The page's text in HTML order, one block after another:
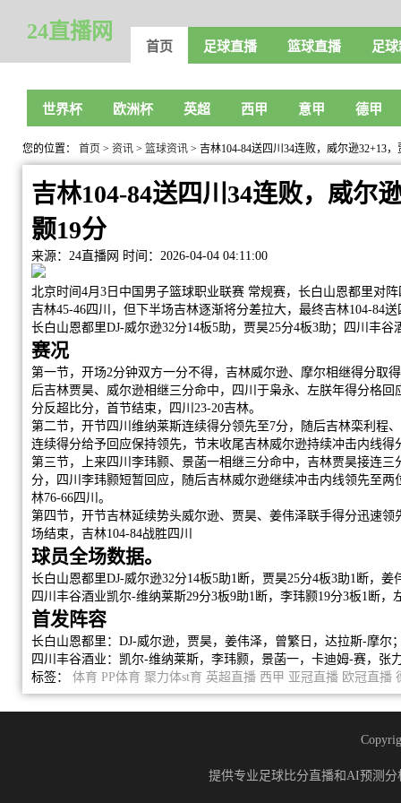
24直播网
首页 足球直播 篮球直播 足
世界杯 欧洲杯 英超 西甲 意甲 德甲
您的位置： 首页 > 资讯 > 篮球资讯 > 吉林104-84送四川34连败，威尔逊32+13
吉林104-84送四川34连败，威尔
颢19分
来源：24直播网 时间：2026-04-04 04:11:00
北京时间4月3日中国男子篮球职业联赛 常规赛，长白山恩都里对
吉林45-46四川，但下半场吉林逐渐将分差拉大，最终吉林104-84送
长白山恩都里DJ-威尔逊32分14板5助，贾昊25分4板3助；四川丰
赛况
第一节，开场2分钟双方一分不得，吉林威尔逊、摩尔相继得分取
后吉林贾昊、威尔逊相继三分命中，四川于枭永、左朕年得分格
分反超比分，首节结束，四川23-20吉林。
第二节，开节四川维纳莱斯连续得分领先至7分，随后吉林栾利程
连续得分给予回应保持领先，节末收尾吉林威尔逊持续冲击内线得
第三节，上来四川李玮颢、景菡一相继三分命中，吉林贾昊接连
分，四川李玮颢短暂回应，随后吉林威尔逊继续冲击内线领先至
林76-66四川。
第四节，开节吉林延续势头威尔逊、贾昊、姜伟泽联手得分迅速
场结束，吉林104-84战胜四川
球员全场数据。
长白山恩都里DJ-威尔逊32分14板5助1断，贾昊25分4板3助1断，姜
四川丰谷酒业凯尔-维纳莱斯29分3板9助1断，李玮颢19分3板1断，
首发阵容
长白山恩都里：DJ-威尔逊，贾昊，姜伟泽，曾繁日，达拉斯-摩尔
四川丰谷酒业：凯尔-维纳莱斯，李玮颢，景菡一，卡迪姆-赛，张
标签： 体育 PP体育 聚力体st育 英超直播 西甲 亚冠直播 欧冠直播
提供专业足球比分直播和AI预测